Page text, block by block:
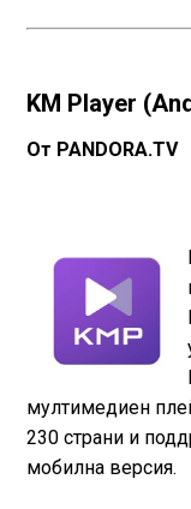
KM Player
От PANDORA.TV
мултимедиен
230 страни и
мобилна версия.